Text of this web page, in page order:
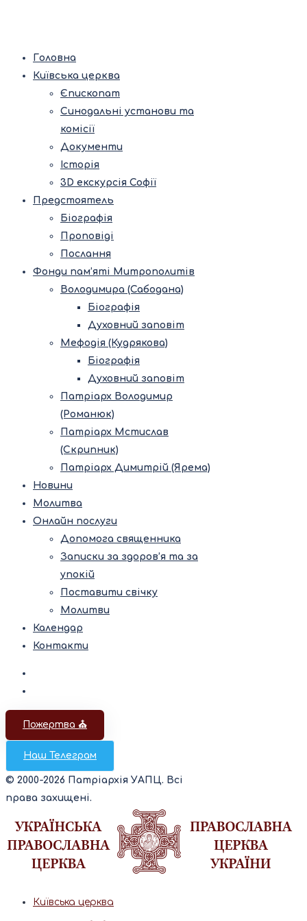
Головна
Київська церква
Єпископат
Синодальні установи та
комісії
Документи
Історія
3D екскурсія Софії
Предстоятель
Біографія
Проповіді
Послання
Фонди пам’яті Митрополитів
Володимира (Сабодана)
Біографія
Духовний заповіт
Мефодія (Кудрякова)
Біографія
Духовний заповіт
Патріарх Володимир
(Романюк)
Патріарх Мстислав
(Скрипник)
Патріарх Димитрій (Ярема)
Новини
Молитва
Онлайн послуги
Допомога священника
Записки за здоров’я та за
упокій
Поставити свічку
Молитви
Календар
Контакти
Пожертва ⛪️
Наш Телеграм
© 2000-2026 Патріархія УАПЦ. Всі
права захищені.
Київська церква